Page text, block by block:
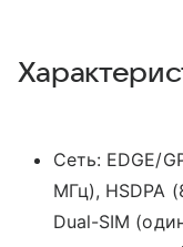
Сеть: EDGE/
МГц), HSDPA
Dual-SIM